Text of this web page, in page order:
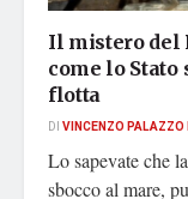
Il mistero del
come lo Stato
flotta
DI VINCENZO PALAZZO
Lo sapevate che
sbocco al mare,